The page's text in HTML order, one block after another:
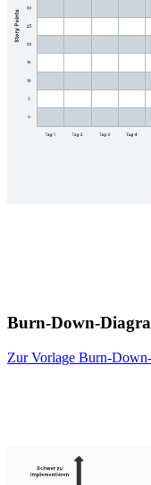
Burn-Down-
Zur Vorlage Burn-